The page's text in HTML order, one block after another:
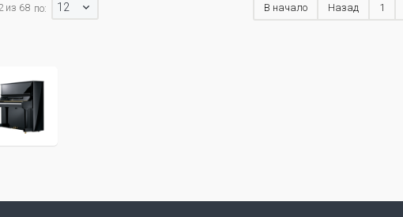
из 68 по: 12 В начало Назад 1